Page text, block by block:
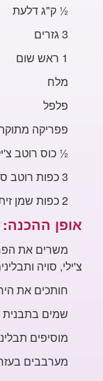
½ ק"ג דלעת
3גזרים
1 ראש שום
מלח
פלפל
פפריקה
½ כוס רוטב
3 כפות רוטב סויה
2כפות שמן
אופן ההכנה:
משרים את
צ'ילי, סויה
חותכים את
שמים בתבנית
מוסיפים
מערבבים